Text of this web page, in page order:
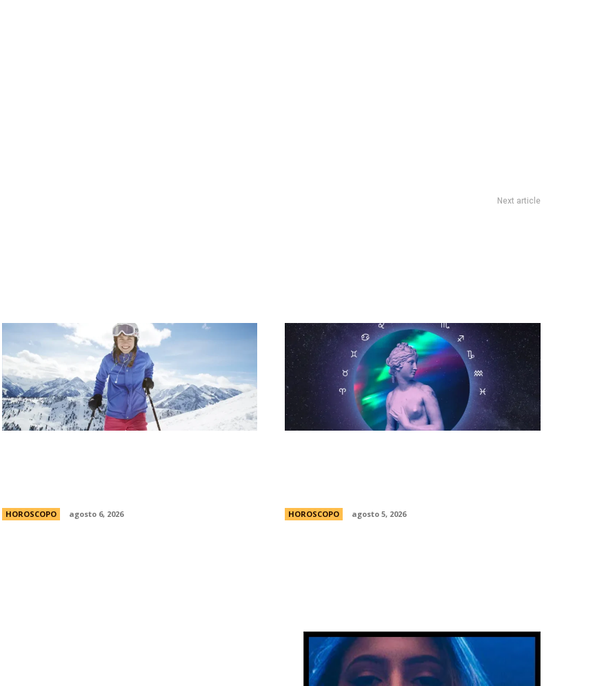
Next article
HOROSCOPO agosto 6, 2026 HOROSCOPO agosto 5, 2026